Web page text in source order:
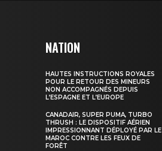
NATION
HAUTES INSTRUCTIONS ROYALES
POUR LE RETOUR DES MINEURS
NON ACCOMPAGNÉS DEPUIS
L’ESPAGNE ET L’EUROPE
CANADAIR, SUPER PUMA, TURBO
THRUSH : LE DISPOSITIF AÉRIEN
IMPRESSIONNANT DÉPLOYÉ PAR LE
MAROC CONTRE LES FEUX DE
FORÊT